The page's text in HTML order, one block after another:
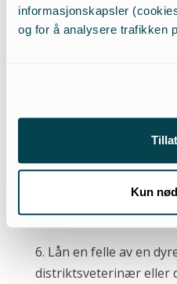
informasjonskapsler
og for å analysere trafikken
Kun
5. Legg en plan for
10 dager. Underveis
enkleste er å overføre
bedøvet. Helst bør det
oppholdsburet tilbake
veterinærens råd om
6. Lån en felle av en
distriktsveterinær eller